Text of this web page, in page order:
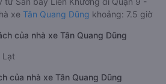
22:00
9 - Sài Gòn: 19:30, 21:00, 21:30,
xe
của nhà xe Tân Quang Dũng